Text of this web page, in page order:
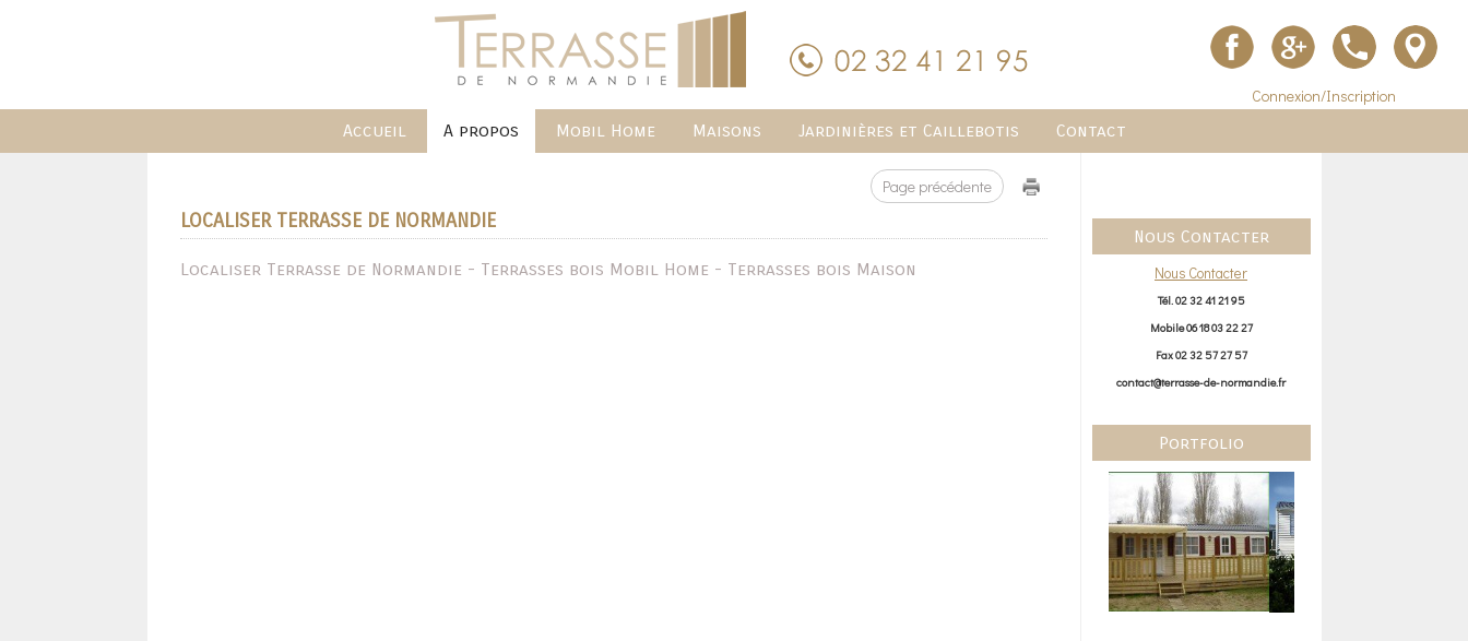
Connexion/Inscription
Accueil
A propos Mobil Home Maisons Jardinières et Caillebotis Contact
Page précédente
LOCALISER TERRASSE DE NORMANDIE
Localiser Terrasse de Normandie - Terrasses bois Mobil Home - Terrasses bois Maison
Nous Contacter
Nous Contacter
Tél. 02 32 41 21 95
Mobile 06 18 03 22 27
Fax 02 32 57 27 57
contact@terrasse-de-normandie.fr
Portfolio